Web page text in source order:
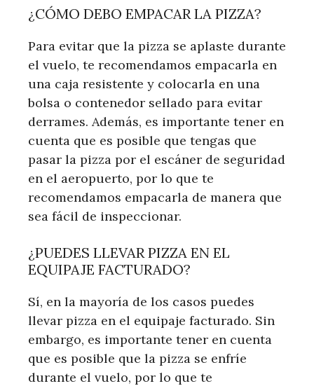
¿CÓMO DEBO EMPACAR LA PIZZA?
Para evitar que la pizza se aplaste durante
el vuelo, te recomendamos empacarla en
una caja resistente y colocarla en una
bolsa o contenedor sellado para evitar
derrames. Además, es importante tener en
cuenta que es posible que tengas que
pasar la pizza por el escáner de seguridad
en el aeropuerto, por lo que te
recomendamos empacarla de manera que
sea fácil de inspeccionar.
¿PUEDES LLEVAR PIZZA EN EL
EQUIPAJE FACTURADO?
Sí, en la mayoría de los casos puedes
llevar pizza en el equipaje facturado. Sin
embargo, es importante tener en cuenta
que es posible que la pizza se enfríe
durante el vuelo, por lo que te